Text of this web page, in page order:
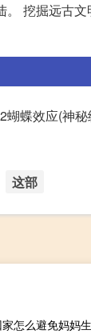
挖掘远古
蝶效应(神
这部
怎么避免妈妈